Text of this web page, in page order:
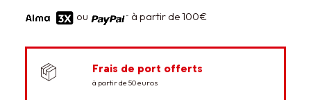
ou à partir de 100€
Frais de port offerts
à partir de 50 euros